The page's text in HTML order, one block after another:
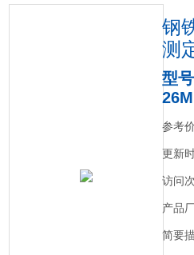
钢
测
型
参考
更新
访问
产品
简要